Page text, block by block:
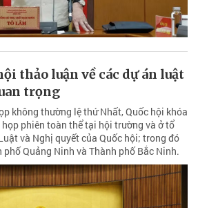
thảo luận về các dự án luật
trọng
không thường lệ thứ Nhất, Quốc hội khóa
phiên toàn thể tại hội trường và ở tổ
và Nghị quyết của Quốc hội; trong đó
Quảng Ninh và Thành phố Bắc Ninh.